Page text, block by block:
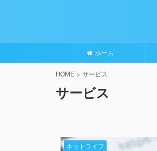
ホーム
HOME > サービス
サービス
ネットライフ